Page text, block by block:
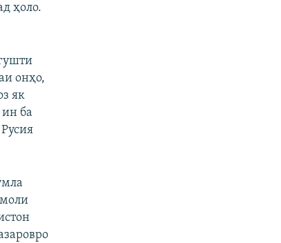
ҳоло.
онҳо,
як
ба